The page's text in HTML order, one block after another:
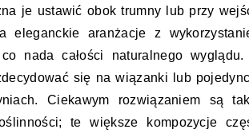
je ustawić obok trumny lub przy
eleganckie aranżacje z
nada całości naturalnego wyglądu.
się na wiązanki lub
Ciekawym rozwiązaniem są
te większe kompozycje